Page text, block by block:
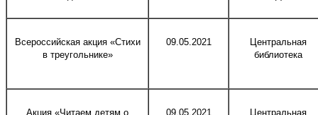
Всероссийская акция «Стихи
в треугольнике»
09.05.2021
Центральная
библиотека
Акция «Читаем детям о
09.05.2021
Центральная